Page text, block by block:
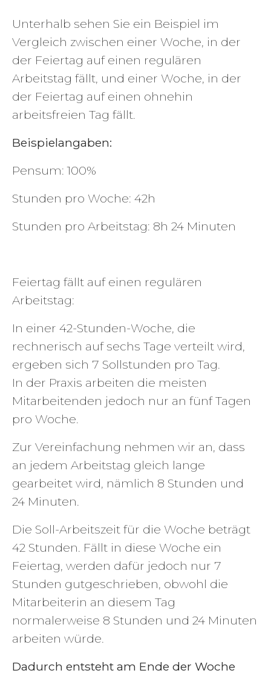
Unterhalb sehen Sie ein Beispiel im
Vergleich zwischen einer Woche, in der
der Feiertag auf einen regulären
Arbeitstag fällt, und einer Woche, in der
der Feiertag auf einen ohnehin
arbeitsfreien Tag fällt.
Beispielangaben:
Pensum: 100%
Stunden pro Woche: 42h
Stunden pro Arbeitstag: 8h 24 Minuten
Feiertag fällt auf einen regulären
Arbeitstag:
In einer 42-Stunden-Woche, die
rechnerisch auf sechs Tage verteilt wird,
ergeben sich 7 Sollstunden pro Tag.
In der Praxis arbeiten die meisten
Mitarbeitenden jedoch nur an fünf Tagen
pro Woche.
Zur Vereinfachung nehmen wir an, dass
an jedem Arbeitstag gleich lange
gearbeitet wird, nämlich 8 Stunden und
24 Minuten.
Die Soll-Arbeitszeit für die Woche beträgt
42 Stunden. Fällt in diese Woche ein
Feiertag, werden dafür jedoch nur 7
Stunden gutgeschrieben, obwohl die
Mitarbeiterin an diesem Tag
normalerweise 8 Stunden und 24 Minuten
arbeiten würde.
Dadurch entsteht am Ende der Woche